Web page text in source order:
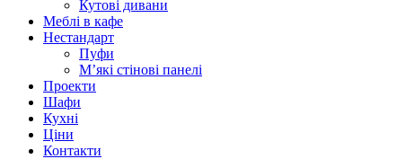
Кутові дивани
Меблі в кафе
Нестандарт
Пуфи
М’які стінові панелі
Проекти
Шафи
Кухні
Ціни
Контакти